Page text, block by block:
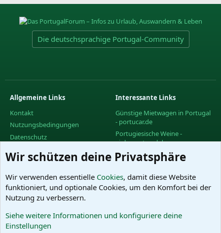
Die deutschsprachige Portugal-Community
Allgemeine Links
Kontakt
Nutzungsbedingungen
Datenschutz
R
Interessante Links
Günstige Mietwagen in Portugal
- portucar.de
Portugiesische Weine -
vinhoportugal.de
Facebook-Gruppe des
PortugalForums
Facebook-Gruppe "Urlaub in
Portugal"
Das PortugalForum ohne
Wir schützen deine Privatsphäre
Wir verwenden essentielle Cookies, damit diese Website
funktioniert, und optionale Cookies, um den Komfort bei der
Nutzung zu verbessern.
Siehe weitere Informationen und konfiguriere deine
Einstellungen